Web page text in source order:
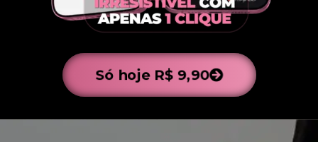
Só hoje R$ 9,90